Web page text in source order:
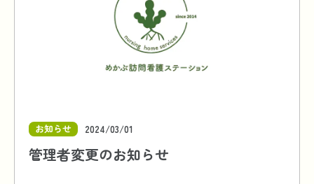
お知らせ 2024/03/01
管理者変更のお知らせ